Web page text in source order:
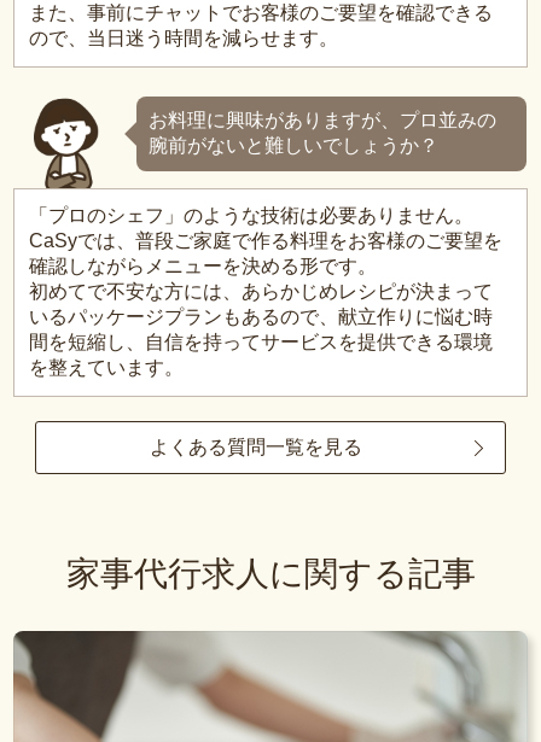
また、事前にチャットでお客様のご要望を確認できる
ので、当日迷う時間を減らせます。
お料理に興味がありますが、プロ並みの
腕前がないと難しいでしょうか？
「プロのシェフ」のような技術は必要ありません。
CaSyでは、普段ご家庭で作る料理をお客様のご要望を
確認しながらメニューを決める形です。
初めてで不安な方には、あらかじめレシピが決まって
いるパッケージプランもあるので、献立作りに悩む時
間を短縮し、自信を持ってサービスを提供できる環境
を整えています。
よくある質問一覧を見る
家事代行求人に関する記事